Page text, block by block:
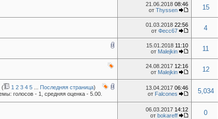
21.06.2018 08:46
от Thyssen 15
01.03.2018 22:56
от Фесс67 4
15.01.2018 11:10
от Malejkin 11
24.08.2017 12:16
от Malejkin 12
( 1 2 3 4 5 Последняя страница)
13.04.2017 06:46
от Falcones 5,034
06.03.2017 14:12
от bokareff 0